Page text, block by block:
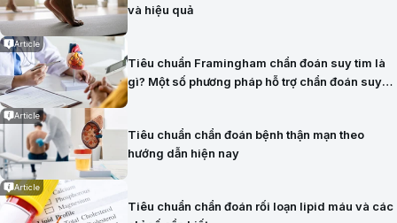
và hiệu quả
Article
Tiêu chuẩn Framingham chẩn đoán suy tim là
gì? Một số phương pháp hỗ trợ chẩn đoán suy
Article
Tiêu chuẩn chẩn đoán bệnh thận mạn theo
hướng dẫn hiện nay
Article
Tiêu chuẩn chẩn đoán rối loạn lipid máu và các